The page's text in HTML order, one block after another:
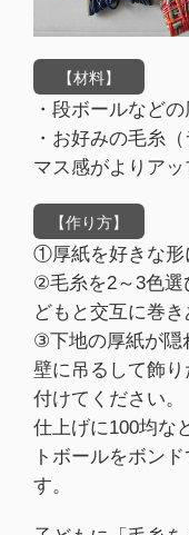
【材料】
・段ボールなど
・お好みの毛糸
マス感がよりアッ
【作り方】
①厚紙を好きな形
②毛糸を2～3色選
どもと交互に巻き
③下地の厚紙が隠
壁に吊るして飾
付けてください。
仕上げに100均な
トボールをボン
す。